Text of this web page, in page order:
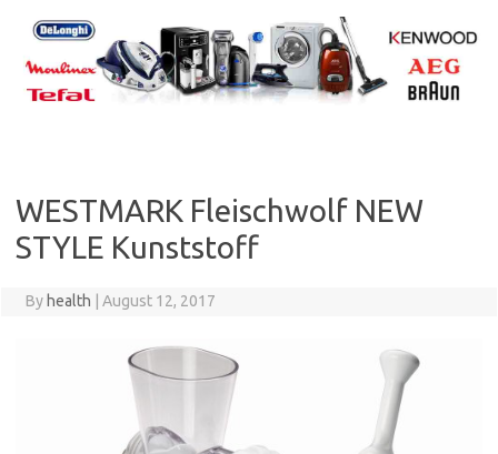
content
WESTMARK Fleischwolf NEW
STYLE Kunststoff
By health August 12, 2017